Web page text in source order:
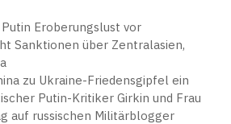
Eroberungslust vor
Sanktionen über Zentralasien,
zu Ukraine-Friedensgipfel ein
Putin-Kritiker Girkin und Frau
auf russischen Militärblogger